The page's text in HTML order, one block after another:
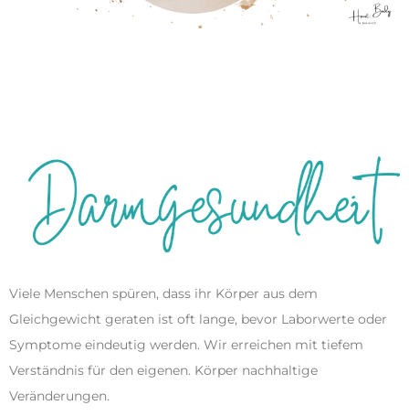
Viele Menschen spüren, dass ihr Körper aus dem
Gleichgewicht geraten ist oft lange, bevor Laborwerte oder
Symptome eindeutig werden. Wir erreichen mit tiefem
Verständnis für den eigenen. Körper nachhaltige
Veränderungen.